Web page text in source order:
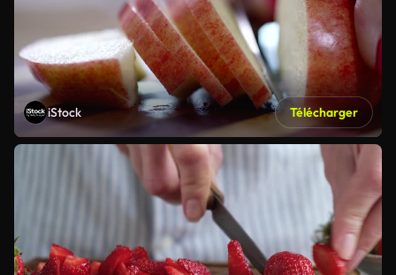
iStock Télécharger